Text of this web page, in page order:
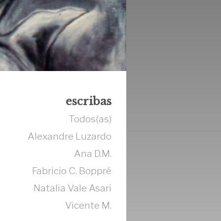
escribas
Todos(as)
Alexandre Luzardo
Ana D.M.
Fabricio C. Boppré
Natalia Vale Asari
Vicente M.